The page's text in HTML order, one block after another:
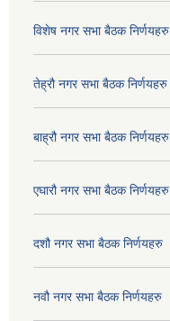
विशेष नगर सभा बैठक निर्णयहरु
तेह्रौ नगर सभा बैठक निर्णयहरु
बाह्रौ नगर सभा बैठक निर्णयहरु
एघारौ नगर सभा बैठक निर्णयहरु
दशौ नगर सभा बैठक निर्णयहरु
नवौ नगर सभा बैठक निर्णयहरु